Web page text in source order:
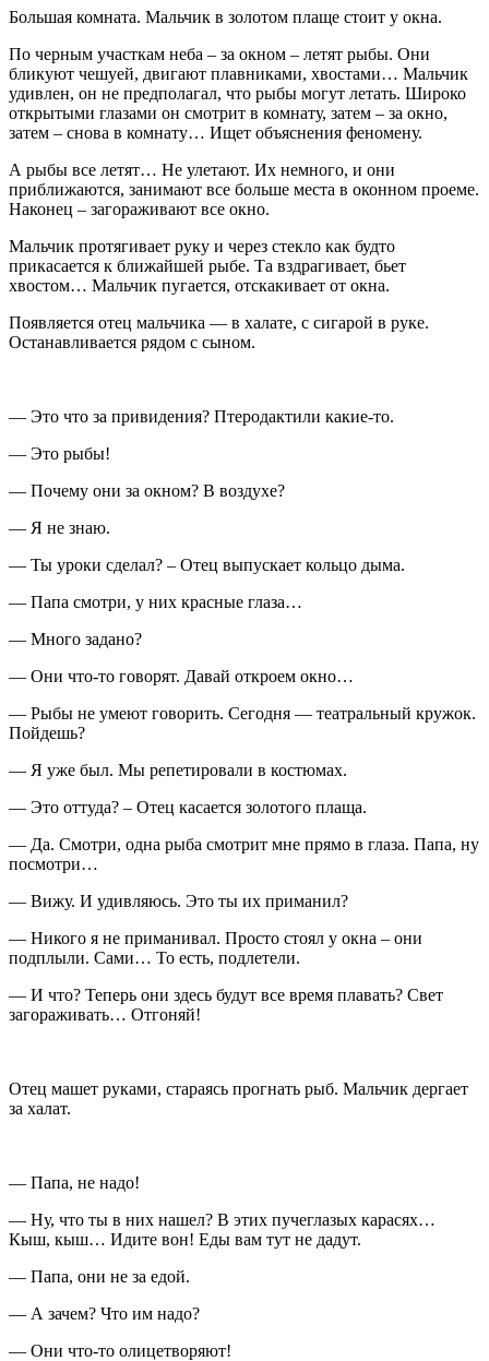
Большая комната. Мальчик в золотом плаще стоит у окна.
По черным участкам неба – за окном – летят рыбы. Они
бликуют чешуей, двигают плавниками, хвостами… Мальчик
удивлен, он не предполагал, что рыбы могут летать. Широко
открытыми глазами он смотрит в комнату, затем – за окно,
затем – снова в комнату… Ищет объяснения феномену.
А рыбы все летят… Не улетают. Их немного, и они
приближаются, занимают все больше места в оконном проеме.
Наконец – загораживают все окно.
Мальчик протягивает руку и через стекло как будто
прикасается к ближайшей рыбе. Та вздрагивает, бьет
хвостом… Мальчик пугается, отскакивает от окна.
Появляется отец мальчика — в халате, с сигарой в руке.
Останавливается рядом с сыном.
— Это что за привидения? Птеродактили какие-то.
— Это рыбы!
— Почему они за окном? В воздухе?
— Я не знаю.
— Ты уроки сделал? – Отец выпускает кольцо дыма.
— Папа смотри, у них красные глаза…
— Много задано?
— Они что-то говорят. Давай откроем окно…
— Рыбы не умеют говорить. Сегодня — театральный кружок.
Пойдешь?
— Я уже был. Мы репетировали в костюмах.
— Это оттуда? – Отец касается золотого плаща.
— Да. Смотри, одна рыба смотрит мне прямо в глаза. Папа, ну
посмотри…
— Вижу. И удивляюсь. Это ты их приманил?
— Никого я не приманивал. Просто стоял у окна – они
подплыли. Сами… То есть, подлетели.
— И что? Теперь они здесь будут все время плавать? Свет
загораживать… Отгоняй!
Отец машет руками, стараясь прогнать рыб. Мальчик дергает
за халат.
— Папа, не надо!
— Ну, что ты в них нашел? В этих пучеглазых карасях…
Кыш, кыш… Идите вон! Еды вам тут не дадут.
— Папа, они не за едой.
— А зачем? Что им надо?
— Они что-то олицетворяют!